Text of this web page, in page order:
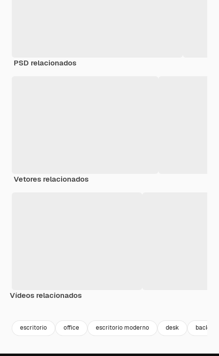
PSD relacionados
Vetores relacionados
Vídeos relacionados
escritorio office escritorio moderno desk